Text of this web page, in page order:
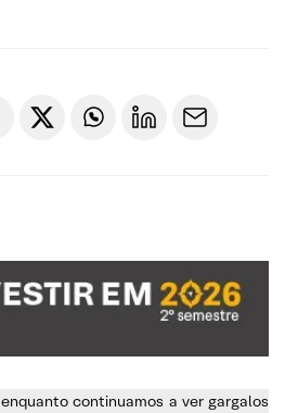
enquanto continuamos a ver gargalos